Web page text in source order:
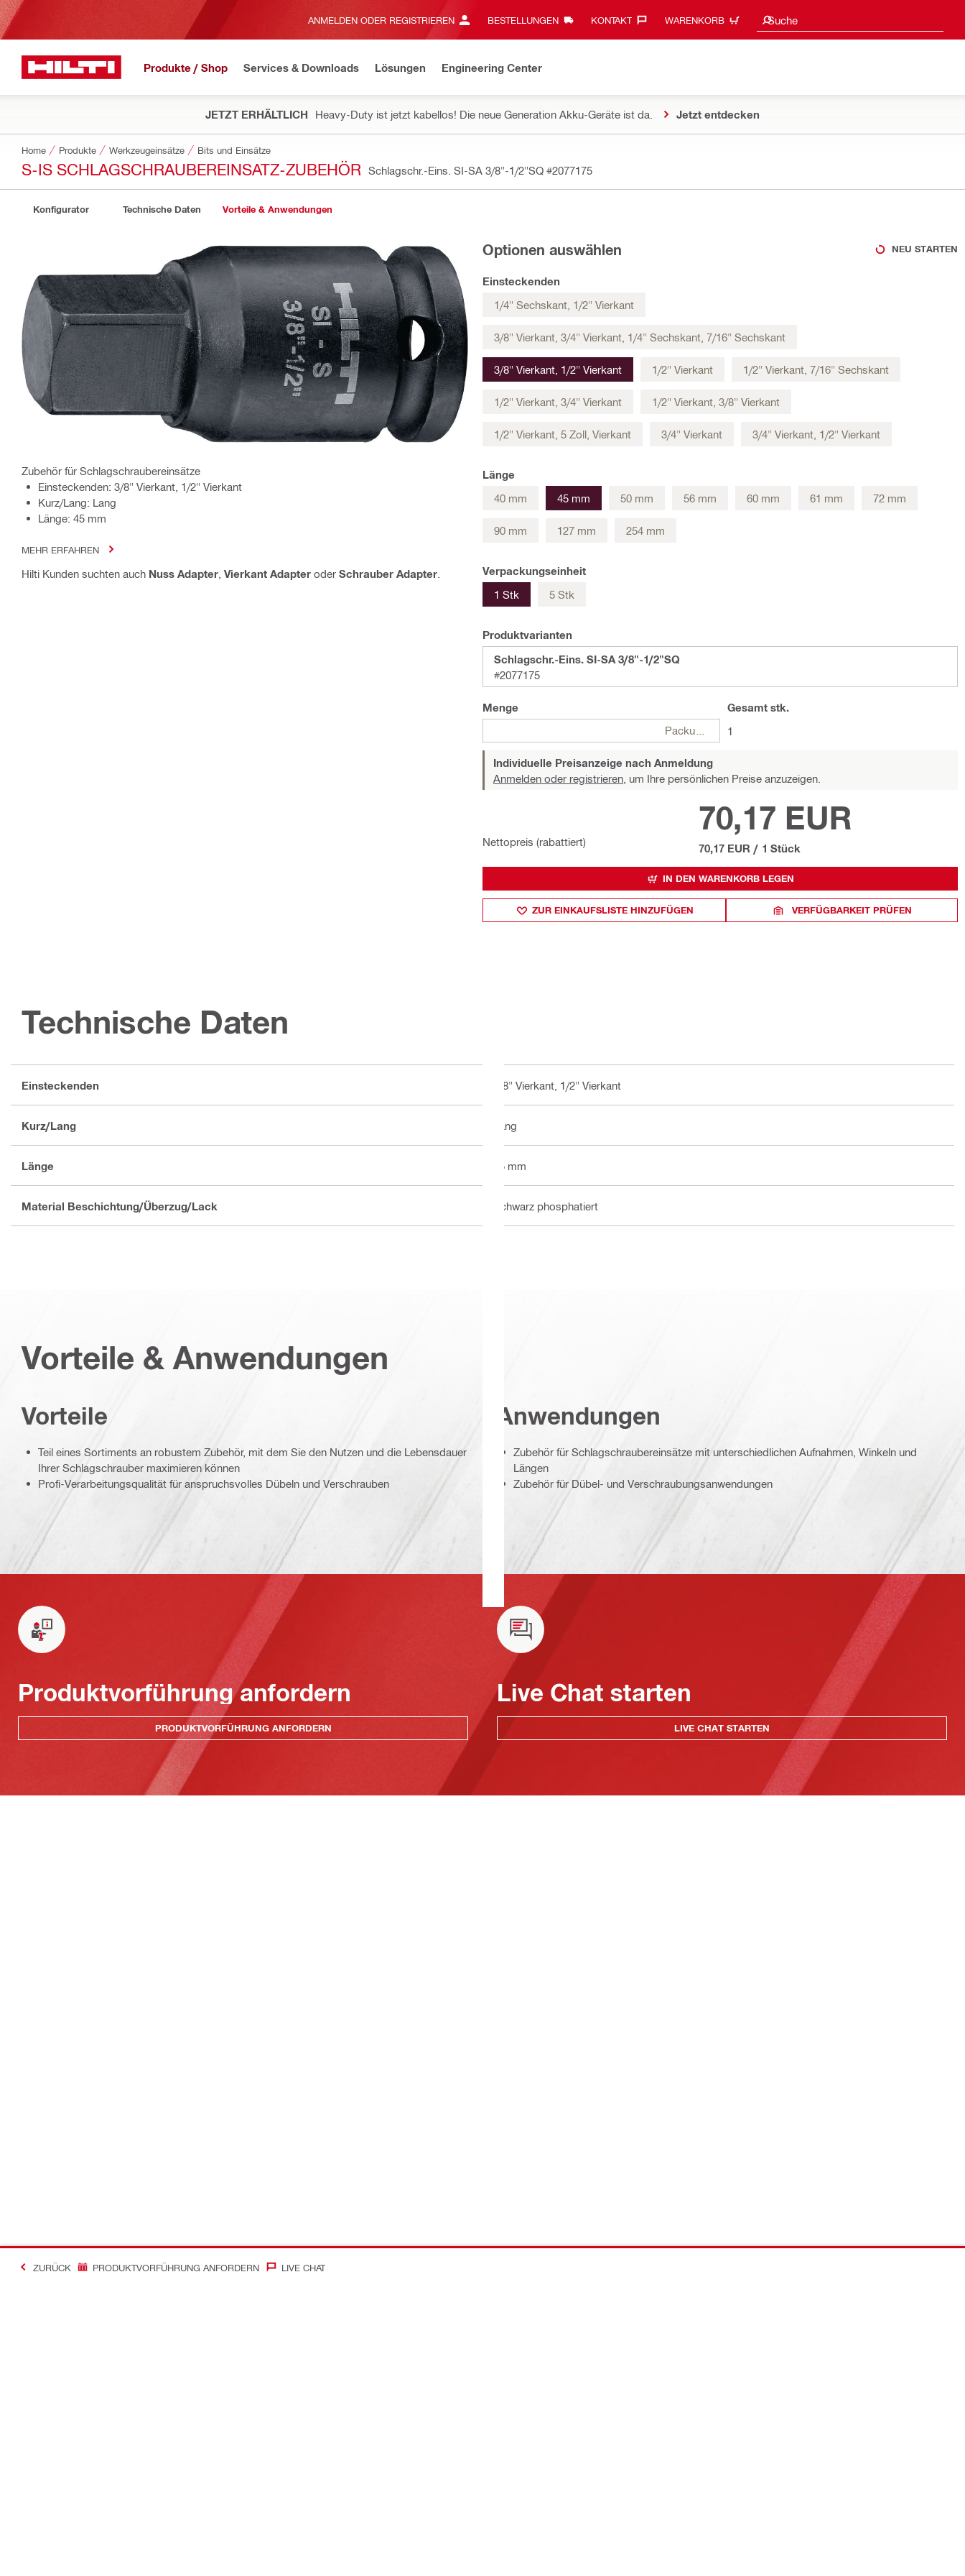
ANMELDEN ODER REGISTRIEREN BESTELLUNGEN KONTAKT‎ WARENKORB Suche
Suchvorschläge
Produkte / Shop Services & Downloads Lösungen Engineering Center
JETZT ERHÄLTLICH Heavy-Duty ist jetzt kabellos! Die neue Generation Akku-Geräte ist da. Jetzt entdecken
Home Produkte Werkzeugeinsätze Bits und Einsätze
S-IS SCHLAGSCHRAUBEREINSATZ-ZUBEHÖR Schlagschr.-Eins. SI-SA 3/8"-1/2"SQ #2077175
Konfigurator Technische Daten Vorteile & Anwendungen
Zubehör für Schlagschraubereinsätze
Einsteckenden: 3/8" Vierkant, 1/2" Vierkant
Kurz/Lang: Lang
Länge: 45 mm
MEHR ERFAHREN
Hilti Kunden suchten auch Nuss Adapter Vierkant Adapter oder Schrauber Adapter
Optionen auswählen NEU STARTEN
Einsteckenden
1/4" Sechskant, 1/2" Vierkant
3/8" Vierkant, 3/4" Vierkant, 1/4" Sechskant, 7/16" Sechskant
3/8" Vierkant, 1/2" Vierkant 1/2" Vierkant 1/2" Vierkant, 7/16" Sechskant
1/2" Vierkant, 3/4" Vierkant 1/2" Vierkant, 3/8" Vierkant
1/2" Vierkant, 5 Zoll, Vierkant 3/4" Vierkant 3/4" Vierkant, 1/2" Vierkant
Länge
40 mm
45 mm 50 mm 56 mm 60 mm 61 mm 72 mm
90 mm 127 mm 254 mm
Verpackungseinheit
1 Stk
5 Stk
Produktvarianten
Schlagschr.-Eins. SI-SA 3/8"-1/2"SQ
#2077175
Menge
Gesamt stk.
1
Individuelle Preisanzeige nach Anmeldung
Anmelden oder registrieren, um Ihre persönlichen Preise anzuzeigen.
Nettopreis (rabattiert)
70,17 EUR
70,17 EUR / 1 Stück
IN DEN WARENKORB LEGEN
ZUR EINKAUFSLISTE HINZUFÜGEN VERFÜGBARKEIT PRÜFEN
Technische Daten
Einsteckenden 3/8" Vierkant, 1/2" Vierkant
Kurz/Lang Lang
Länge 45 mm
Material Beschichtung/Überzug/Lack Schwarz phosphatiert
Vorteile & Anwendungen
Vorteile
Teil eines Sortiments an robustem Zubehör, mit dem Sie den Nutzen und die Lebensdauer
Ihrer Schlagschrauber maximieren können
Profi-Verarbeitungsqualität für anspruchsvolles Dübeln und Verschrauben
Anwendungen
Zubehör für Schlagschraubereinsätze mit unterschiedlichen Aufnahmen, Winkeln und
Längen
Zubehör für Dübel- und Verschraubungsanwendungen
Produktvorführung anfordern
PRODUKTVORFÜHRUNG ANFORDERN
Live Chat starten
LIVE CHAT STARTEN
ZURÜCK PRODUKTVORFÜHRUNG ANFORDERN LIVE CHAT